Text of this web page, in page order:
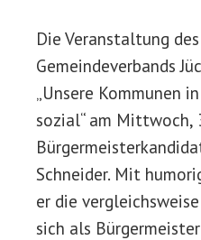
Die Veranstaltung
Gemeindeverbands
„Unsere Kommunen
sozial“ am Mittwoch,
Schneider. Mit
er die
sich als